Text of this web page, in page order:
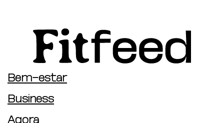
Bem-estar
Business
Agora